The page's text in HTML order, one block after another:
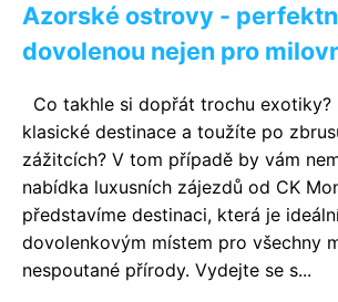
Azorské ostrovy -
dovolenou nejen pro
Co takhle si dopřát trochu exotiky?
klasické destinace a toužíte po
zážitcích? V tom případě by vám
nabídka luxusních zájezdů od CK
představíme destinaci, která je
dovolenkovým místem pro všechny
nespoutané přírody. Vydejte se s...